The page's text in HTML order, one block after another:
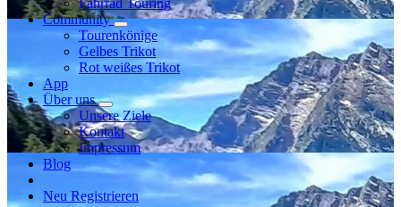
Fahrrad Touring
Community
Tourenkönige
Gelbes Trikot
Rot weißes Trikot
App
Über uns
Unsere Ziele
Kontakt
Impressum
Blog
Neu Registrieren